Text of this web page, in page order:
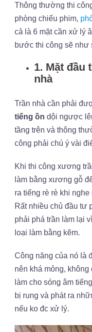
Thông thường thi
phòng chiếu phim,
cả là 6 mặt cần xử lý
bước thi công sẽ như
1. Mặt đầu
nhà
Trần nhà cần phải
tiếng ồn dội ngược
tầng trên và thông
công phải chú ý vài
Khi thi công xương
làm bằng xương gỗ
ra tiếng rè rè khi
Rất nhiều chủ đầu tư
phải phá trần làm lại
loại làm bằng kẽm.
Công năng của nó là
nên khá mỏng,
làm cho sóng âm
bị rung và phát ra
nếu ko đc xử lý.